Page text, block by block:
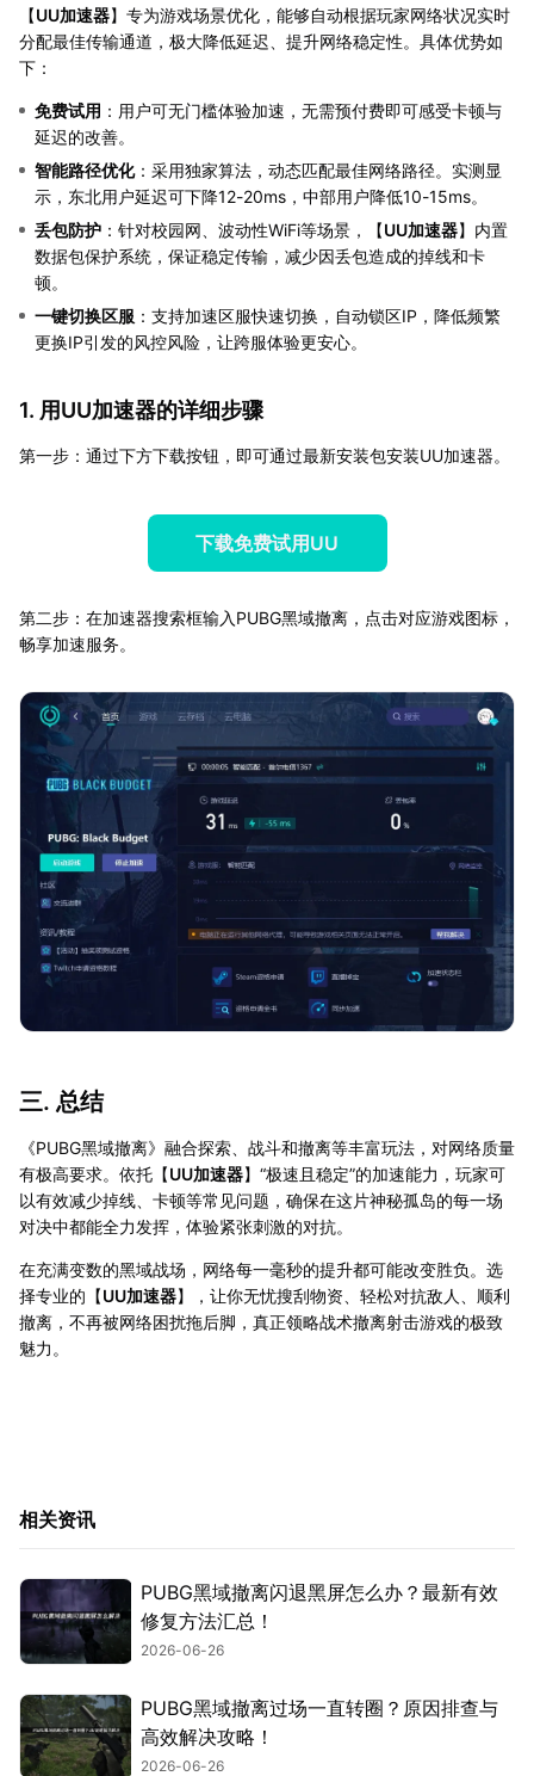
【UU加速器】专为游戏场景优化，能够自动根据玩家网络状况实时
分配最佳传输通道，极大降低延迟、提升网络稳定性。具体优势如
下：
免费试用 ：用户可无门槛体验加速，无需预付费即可感受卡顿与
延迟的改善。
智能路径优化：采用独家算法，动态匹配最佳网络路径。实测显
示，东北用户延迟可下降12-20ms，中部用户降低10-15ms。
丢包防护 ：针对校园网、波动性WiFi等场景，【UU加速器】内置
数据包保护系统，保证稳定传输，减少因丢包造成的掉线和卡
顿。
一键切换区服 ：支持加速区服快速切换，自动锁区IP，降低频繁
更换IP引发的风控风险，让跨服体验更安心。
1. 用UU加速器的详细步骤
第一步：通过下方下载按钮，即可通过最新安装包安装UU加速器。
下载免费试用UU
第二步：在加速器搜索框输入PUBG黑域撤离，点击对应游戏图标，
畅享加速服务。
三. 总结
《PUBG黑域撤离》融合探索、战斗和撤离等丰富玩法，对网络质量
有极高要求。依托【UU加速器】“极速且稳定”的加速能力，玩家可
以有效减少掉线、卡顿等常见问题，确保在这片神秘孤岛的每一场
对决中都能全力发挥，体验紧张刺激的对抗。
在充满变数的黑域战场，网络每一毫秒的提升都可能改变胜负。选
择专业的【UU加速器】，让你无忧搜刮物资、轻松对抗敌人、顺利
撤离，不再被网络困扰拖后脚，真正领略战术撤离射击游戏的极致
魅力。
相关资讯
PUBG黑域撤离闪退黑屏怎么办？最新有效
修复方法汇总！
2026-06-26
PUBG黑域撤离过场一直转圈？原因排查与
高效解决攻略！
2026-06-26